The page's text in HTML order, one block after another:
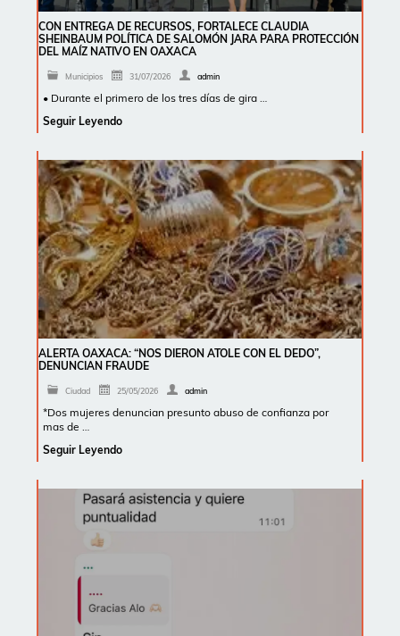
CON ENTREGA DE RECURSOS, FORTALECE CLAUDIA
SHEINBAUM POLÍTICA DE SALOMÓN JARA PARA PROTECCIÓN
DEL MAÍZ NATIVO EN OAXACA
Municipios 31/07/2026 admin
• Durante el primero de los tres días de gira …
Seguir Leyendo
ALERTA OAXACA: “NOS DIERON ATOLE CON EL DEDO”,
DENUNCIAN FRAUDE
Ciudad 25/05/2026 admin
*Dos mujeres denuncian presunto abuso de confianza por
mas de …
Seguir Leyendo